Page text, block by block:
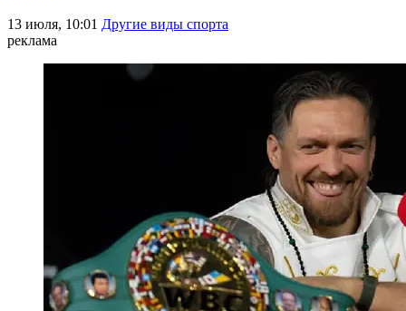
13 июля, 10:01 Другие виды спорта
реклама